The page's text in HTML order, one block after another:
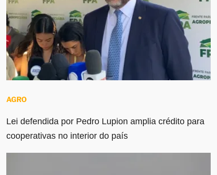
AGRO
Lei defendida por Pedro Lupion amplia crédito para
cooperativas no interior do país